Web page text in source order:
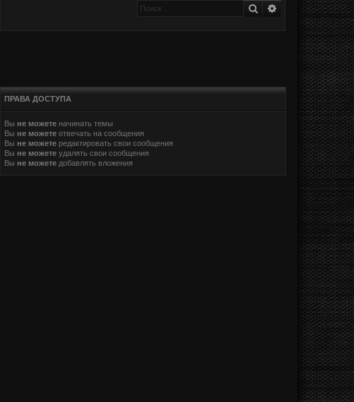
Поиск Расширенный
ПРАВА ДОСТУПА
Вы не можетеначинать темы
Вы не можетеотвечать на сообщения
Вы не можетередактировать свои сообщения
Вы не можетеудалять свои сообщения
Вы не можетедобавлять вложения